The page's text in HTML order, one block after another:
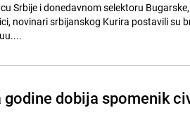
Srbije i donedavnom selektoru
novinari srbijanskog Kurira postavili su
godine dobija spomenik